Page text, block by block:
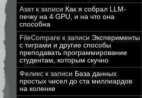
Азатк записи Как я собрал LLM-
печку на 4 GPU, и на что она
способна
FileCompare к записи Эксперименты
с тиграми и другие способы
преподавать программирование
студентам, которым скучно
Феликс к записи База данных
простых чисел до ста миллиардов
на коленке